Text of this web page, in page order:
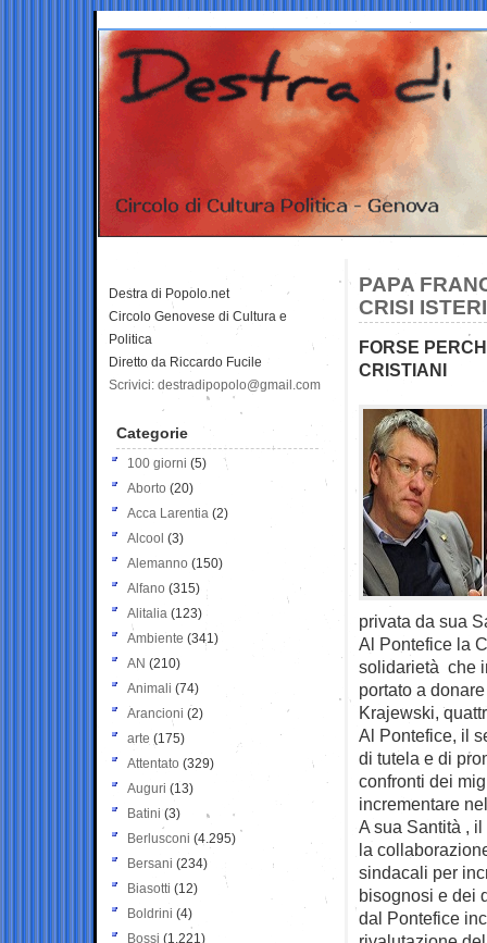
PAPA
CRISI
FORSE
CRISTIANI
privata da sua
Al Pontefice la
solidarietà che
portato a
Krajewski,
Al Pontefice, il
di tutela e di
confronti dei
incrementare
A sua Santità ,
la
sindacali per
bisognosi e dei
dal Pontefice
Destra di Popolo.net
Circolo Genovese di Cultura e
Politica
Diretto da Riccardo Fucile
Scrivici: destradipopolo@gmail.com
Categorie
100 giorni (5)
Aborto (20)
Acca Larentia (2)
Alcool (3)
Alemanno (150)
Alfano (315)
Alitalia (123)
Ambiente (341)
AN (210)
Animali (74)
Arancioni (2)
arte (175)
Attentato (329)
Auguri (13)
Batini (3)
Berlusconi (4.295)
Bersani (234)
Biasotti (12)
Boldrini (4)
Bossi (1.221)